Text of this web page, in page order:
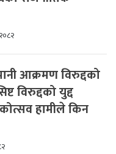
आक्रमण विरुद्दको
विरुद्दको युद्द
हामीले किन